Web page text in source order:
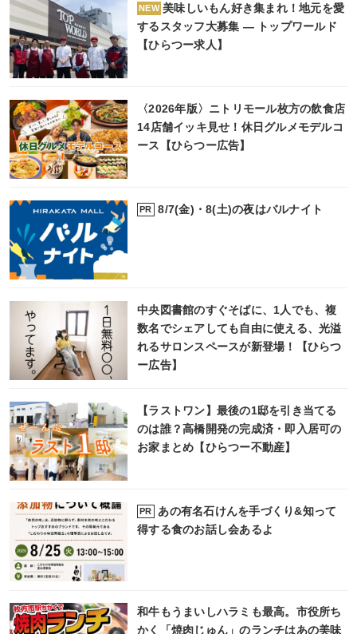
NEW 美味しいもん好き集まれ！地元を愛
するスタッフ大募集 ― トップワールド
【ひらつー求人】
〈2026年版〉ニトリモール枚方の飲食店
14店舗イッキ見せ！休日グルメモデルコ
ース【ひらつー広告】
PR 8/7(金)・8(土)の夜はバルナイト
中央図書館のすぐそばに、1人でも、複
数名でシェアしても自由に使える、光溢
れるサロンスペースが新登場！【ひらつ
ー広告】
【ラストワン】最後の1邸を引き当てる
のは誰？高橋開発の完成済・即入居可の
お家まとめ【ひらつー不動産】
PR
あの有名石けんを手づくり&知って
得する食のお話し会あるよ
和牛もうまいしハラミも最高。市役所ち
かく「焼肉じゅん」のランチはあの美味